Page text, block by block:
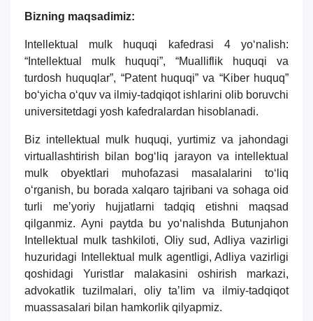
Bizning maqsadimiz:
Intellektual mulk huquqi kafedrasi 4 yo‘nalish:
“Intellektual mulk huquqi”, “Mualliflik huquqi va
turdosh huquqlar”, “Patent huquqi” va “Kiber huquq”
bo‘yicha o‘quv va ilmiy-tadqiqot ishlarini olib boruvchi
universitetdagi yosh kafedralardan hisoblanadi.
Biz intellektual mulk huquqi, yurtimiz va jahondagi
virtuallashtirish bilan bog‘liq jarayon va intellektual
mulk obyektlari muhofazasi masalalarini to‘liq
o‘rganish, bu borada xalqaro tajribani va sohaga oid
turli meʼyoriy hujjatlarni tadqiq etishni maqsad
qilganmiz. Ayni paytda bu yo‘nalishda Butunjahon
Intellektual mulk tashkiloti, Oliy sud, Adliya vazirligi
huzuridagi Intellektual mulk agentligi, Adliya vazirligi
qoshidagi Yuristlar malakasini oshirish markazi,
advokatlik tuzilmalari, oliy taʼlim va ilmiy-tadqiqot
muassasalari bilan hamkorlik qilyapmiz.